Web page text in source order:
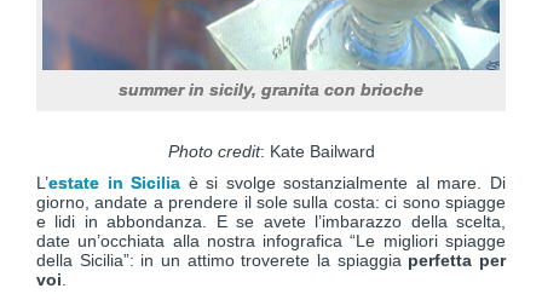
summer in sicily, granita con brioche
Photo credit: Kate Bailward
L’estate in Sicilia è si svolge sostanzialmente al mare. Di
giorno, andate a prendere il sole sulla costa: ci sono spiagge
e lidi in abbondanza. E se avete l’imbarazzo della scelta,
date un’occhiata alla nostra infografica “Le migliori spiagge
della Sicilia”: in un attimo troverete la spiaggia perfetta per
voi